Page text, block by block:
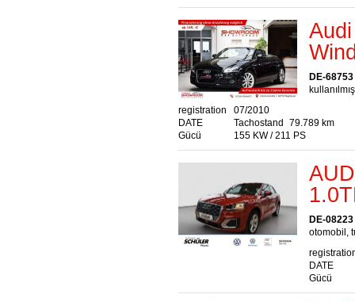
DE-
registration
DATE
07/2010
Tachostand 79.789 km
Gücü
155 KW / 211 PS
DE-
otomobil,
DATE
Gücü